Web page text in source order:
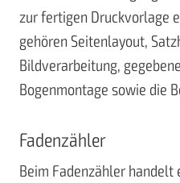
zur fertigen Druckvorlage
gehören Seitenlayout,
Bildverarbeitung,
Bogenmontage sowie die
Fadenzähler
Beim Fadenzähler handelt